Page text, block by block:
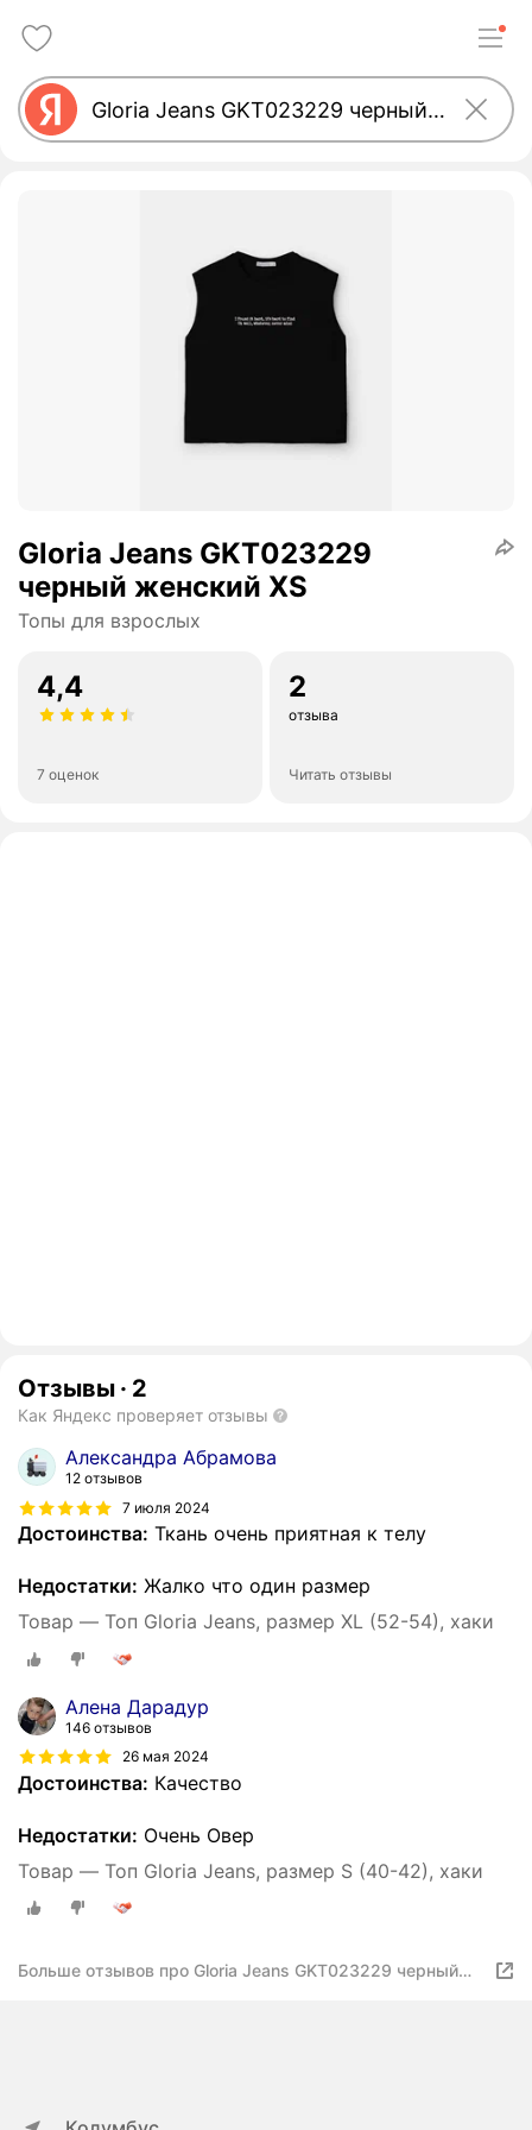
Gloria Jeans GKT023229
черный женский XS
Топы для взрослых
4,4
7 оценок
2
отзыва
Читать отзывы
Отзывы · 2
Как Яндекс проверяет отзывы
Александра Абрамова
12 отзывов
7 июля 2024
Достоинства: Ткань очень приятная к телу
Недостатки: Жалко что один размер
Товар — Топ Gloria Jeans, размер XL (52-54), хаки
Алена Дарадур
146 отзывов
26 мая 2024
Достоинства: Качество
Недостатки: Очень Овер
Товар — Топ Gloria Jeans, размер S (40-42), хаки
Больше отзывов про Gloria Jeans GKT023229 черный